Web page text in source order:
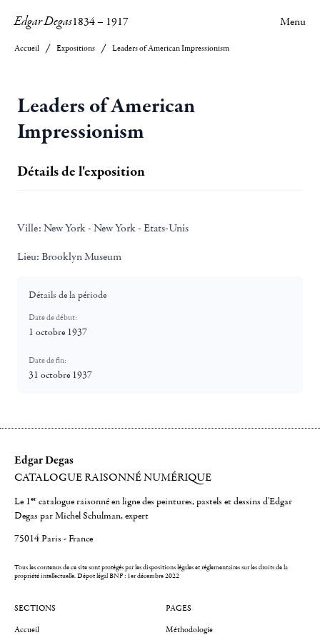
Edgar Degas1834– 1917 Menu
Accueil Expositions Leaders of American Impressionism
Leaders of American
Impressionism
Détails de l'exposition
Ville: New York - New York - Etats-Unis
Lieu: Brooklyn Museum
Détails de la période
Date de début:
1 octobre 1937
Date de fin:
31 octobre 1937
Edgar Degas
CATALOGUE RAISONNÉ NUMÉRIQUE
Le 1er catalogue raisonné en ligne des peintures, pastels et dessins d'Edgar
Degas par Michel Schulman, expert
75014 Paris - France
Tous les contenus de ce site sont protégés par les dispositions légales et réglementaires sur les droits de la
propriété intellectuelle.Dépot légal BNF : 1er décembre 2022
SECTIONS
Accueil
PAGES
Méthodologie